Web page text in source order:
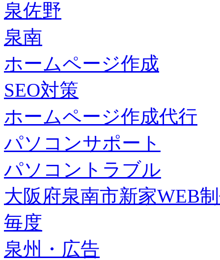
泉佐野
泉南
ホームページ作成
SEO対策
ホームページ作成代行
パソコンサポート
パソコントラブル
大阪府泉南市新家WEB
毎度
泉州・広告